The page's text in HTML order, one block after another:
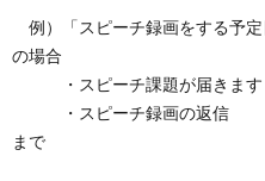
例）「スピーチ録画をする予
の場合
・スピーチ課題が届きま
・スピーチ録画の返
まで